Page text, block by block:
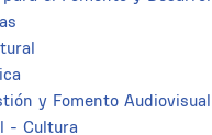
y Fomento Audiovisual
- Cultura